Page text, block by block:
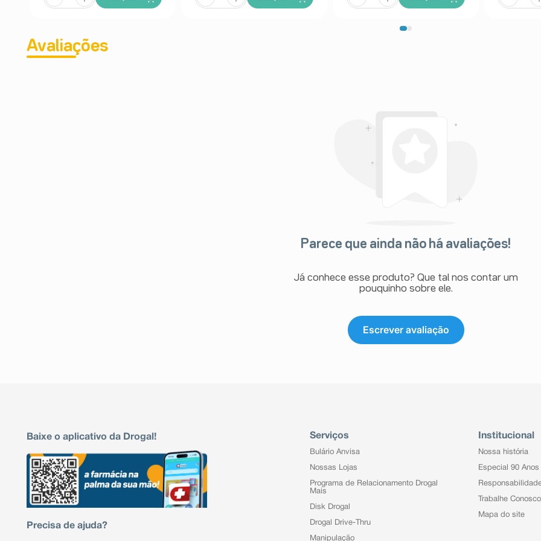
Avaliações
Parece que ainda não há avaliações!
Já conhece esse produto? Que tal nos contar um
pouquinho sobre ele.
Escrever avaliação
Baixe o aplicativo da Drogal!
Precisa de ajuda?
Serviços
Bulário Anvisa
Nossas Lojas
Programa de Relacionamento Drogal
Mais
Disk Drogal
Drogal Drive-Thru
Manipulação
Institucional
Nossa história
Especial 90 Anos
Trabalhe Conosco
Mapa do site